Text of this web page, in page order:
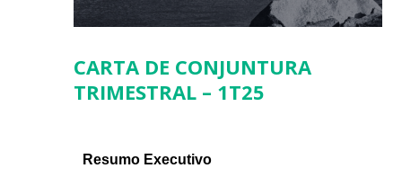
CARTA DE CONJUNTURA
TRIMESTRAL – 1T25
Resumo Executivo